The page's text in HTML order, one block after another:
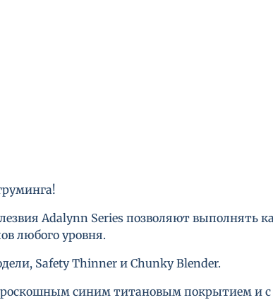
Adalynn Series позволяют выполнять
любого уровня.
Safety Thinner и Chunky Blender.
роскошным синим титановым покрытием